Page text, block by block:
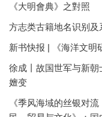
《大明會典》之對照
方志类古籍地名识别及
新书快报 | 《海洋文明
徐成丨故国世军与新
嬗变
《季风海域的丝银对